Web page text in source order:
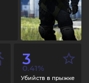
3
Убийств в прыжке
0.41%